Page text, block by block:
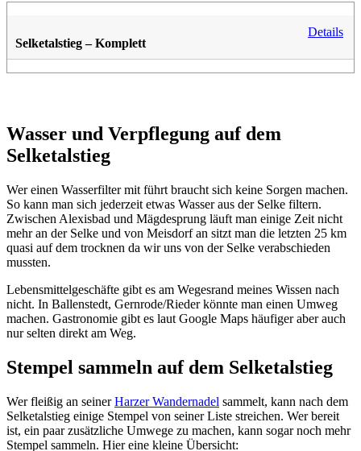
Details
Selketalstieg – Komplett
Wasser und Verpflegung auf dem
Selketalstieg
Wer einen Wasserfilter mit führt braucht sich keine Sorgen machen.
So kann man sich jederzeit etwas Wasser aus der Selke filtern.
Zwischen Alexisbad und Mägdesprung läuft man einige Zeit nicht
mehr an der Selke und von Meisdorf an sitzt man die letzten 25 km
quasi auf dem trocknen da wir uns von der Selke verabschieden
mussten.
Lebensmittelgeschäfte gibt es am Wegesrand meines Wissen nach
nicht. In Ballenstedt, Gernrode/Rieder könnte man einen Umweg
machen. Gastronomie gibt es laut Google Maps häufiger aber auch
nur selten direkt am Weg.
Stempel sammeln auf dem Selketalstieg
Wer fleißig an seinerHarzer Wandernadel sammelt, kann nach dem
Selketalstieg einige Stempel von seiner Liste streichen. Wer bereit
ist, ein paar zusätzliche Umwege zu machen, kann sogar noch mehr
Stempel sammeln. Hier eine kleine Übersicht: